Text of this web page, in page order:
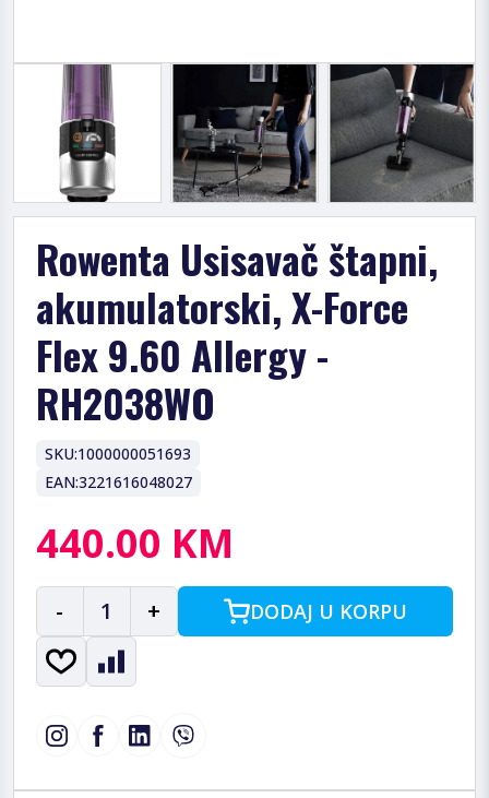
Rowenta Usisavač štapni,
akumulatorski, X-Force
Flex 9.60 Allergy -
RH2038WO
SKU:1000000051693
EAN:3221616048027
440.00 KM
- 1 + DODAJ U KORPU